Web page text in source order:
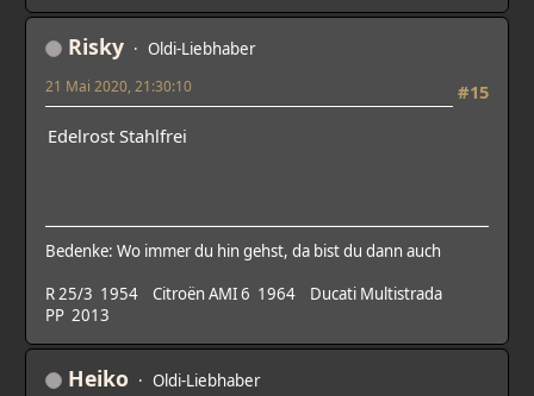
Risky Oldi-Liebhaber
#15
21 Mai 2020, 21:30:10
Edelrost Stahlfrei
Bedenke: Wo immer du hin gehst, da bist du dann auch
R 25/3 1954 Citroën AMI 6 1964 Ducati Multistrada
PP 2013
Heiko Oldi-Liebhaber